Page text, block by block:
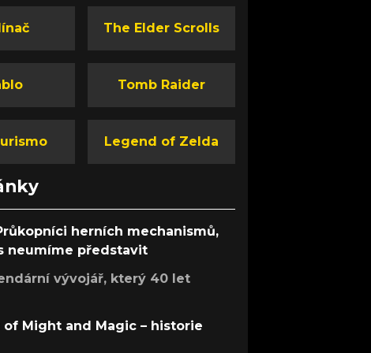
The Elder Scrolls
Tomb Raider
Legend of Zelda
herních mechanismů,
neumíme představit
vývojář, který 40 let
of Might and Magic – historie